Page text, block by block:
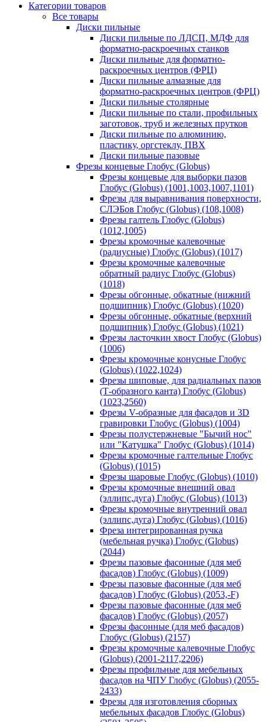
Категории товаров
Все товары
Диски пильные
Диски пильные по ЛДСП, МДФ для
форматно-раскроечных станков
Диски пильные для форматно-
раскроечных центров (ФРЦ)
Диски пильные алмазные для
форматно-раскроечных центров (ФРЦ)
Диски пильные столярные
Диски пильные по стали, профильных
заготовок, труб и железных прутков
Диски пильные по алюминию,
пластику, оргстеклу, ПВХ
Диски пильные пазовые
Фрезы концевые Глобус (Globus)
Фрезы концевые для выборки пазов
Глобус (Globus) (1001,1003,1007,1101)
Фрезы для выравнивания поверхности,
СЛЭБов Глобус (Globus) (108,1008)
Фрезы галтель Глобус (Globus)
(1012,1005)
Фрезы кромочные калевочные
(радиусные) Глобус (Globus) (1017)
Фрезы кромочные калевочные
обратный радиус Глобус (Globus)
(1018)
Фрезы обгонные, обкатные (нижний
подшипник) Глобус (Globus) (1020)
Фрезы обгонные, обкатные (верхний
подшипник) Глобус (Globus) (1021)
Фрезы ласточкин хвост Глобус (Globus)
(1006)
Фрезы кромочные конусные Глобус
(Globus) (1022,1024)
Фрезы шиповые, для радиальных пазов
(Т-образного канта) Глобус (Globus)
(1023,2560)
Фрезы V-образные для фасадов и 3D
гравировки Глобус (Globus) (1004)
Фрезы полустержневые "Бычий нос"
или "Катушка" Глобус (Globus) (1014)
Фрезы кромочные галтельные Глобус
(Globus) (1015)
Фрезы шаровые Глобус (Globus) (1010)
Фрезы кромочные внешний овал
(эллипс,дуга) Глобус (Globus) (1013)
Фрезы кромочные внутренний овал
(эллипс,дуга) Глобус (Globus) (1016)
Фреза интегрированная ручка
(мебельная ручка) Глобус (Globus)
(2044)
Фрезы пазовые фасонные (для меб
фасадов) Глобус (Globus) (1009)
Фрезы пазовые фасонные (для меб
фасадов) Глобус (Globus) (2053,-F)
Фрезы пазовые фасонные (для меб
фасадов) Глобус (Globus) (2057)
Фрезы фасонные (для меб фасадов)
Глобус (Globus) (2157)
Фрезы кромочные калевочные Глобус
(Globus) (2001-2117,2206)
Фрезы профильные для мебельных
фасадов на ЧПУ Глобус (Globus) (2055-
2433)
Фрезы для изготовления сборных
мебельных фасадов Глобус (Globus)